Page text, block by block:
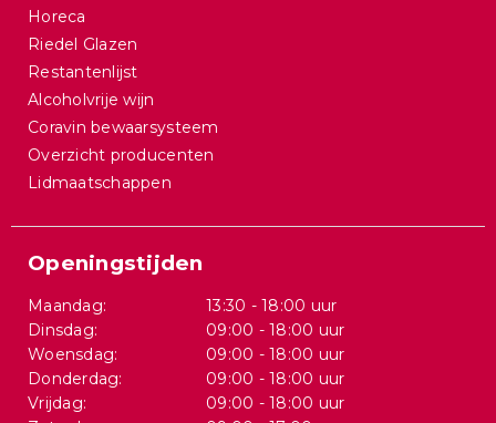
Horeca
Riedel Glazen
Restantenlijst
Alcoholvrije wijn
Coravin bewaarsysteem
Overzicht producenten
Lidmaatschappen
Openingstijden
Maandag:
13:30 - 18:00 uur
Dinsdag:
09:00 - 18:00 uur
Woensdag:
09:00 - 18:00 uur
Donderdag:
09:00 - 18:00 uur
Vrijdag:
09:00 - 18:00 uur